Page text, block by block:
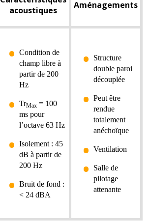
acoustiques
Aménagements
Condition de
champ libre à
partir de 200
Hz
TrMax = 100
ms pour
l’octave 63 Hz
Isolement : 45
dB à partir de
200 Hz
Bruit de fond :
< 24 dBA
Structure
double paroi
découplée
Peut être
rendue
totalement
anéchoïque
Ventilation
Salle de
pilotage
attenante